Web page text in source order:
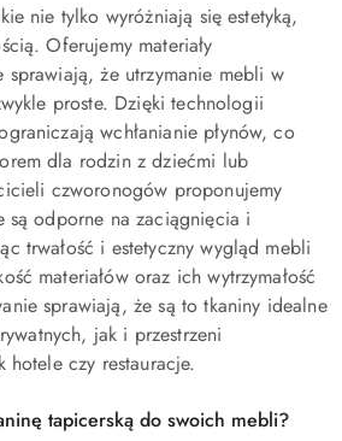
nie tylko wyróżniają się estetyką,
Oferujemy materiały
sprawiają, że utrzymanie mebli w
proste. Dzięki technologii
wchłanianie płynów, co
dla rodzin z dziećmi lub
czworonogów proponujemy
są odporne na zaciągnięcia i
trwałość i estetyczny wygląd mebli
materiałów oraz ich wytrzymałość
sprawiają, że są to tkaniny idealne
jak i przestrzeni
czy restauracje.
tapicerską do swoich mebli?